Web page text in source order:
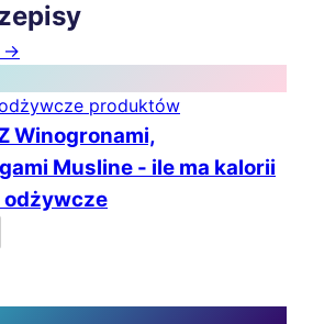
→
produktów
Winogronami,
Musline - ile ma kalorii